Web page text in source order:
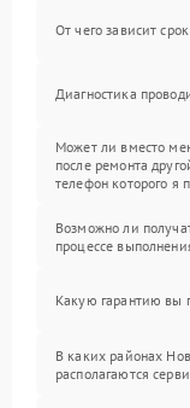
От чего зависит
Диагностика
Может ли вместо
после ремонта
телефон которого я
Возможно ли
процессе
Какую гарантию вы
В каких районах
располагаются